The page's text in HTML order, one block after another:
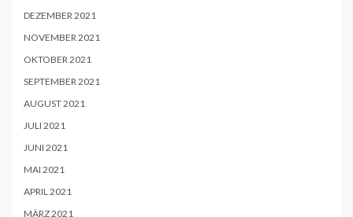
DEZEMBER 2021
NOVEMBER 2021
OKTOBER 2021
SEPTEMBER 2021
AUGUST 2021
JULI 2021
JUNI 2021
MAI 2021
APRIL 2021
MÄRZ 2021